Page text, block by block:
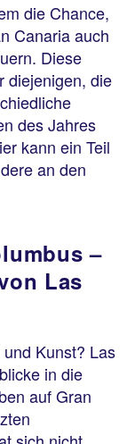
die Chance,
Canaria auch
Diese
diejenigen, die
des Jahres
kann ein Teil
an den
–
Las
Kunst? Las
in die
auf Gran